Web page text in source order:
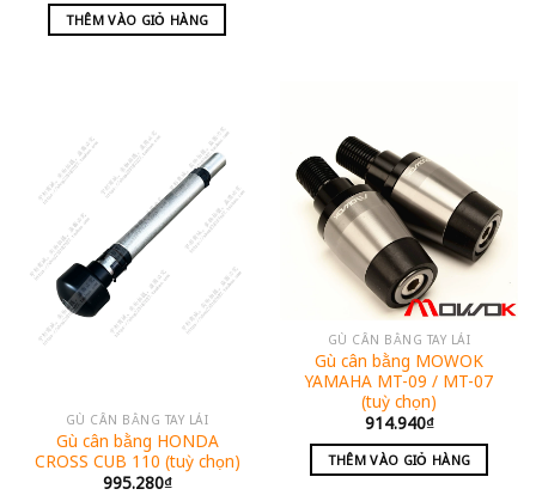
THÊM VÀO GIỎ HÀNG
GÙ CÂN BẰNG TAY LÁI
Gù cân bằng HONDA
CROSS CUB 110 (tuỳ chọn)
995.280₫
GÙ CÂN BẰNG TAY LÁI
Gù cân bằng MOWOK
YAMAHA MT-09 / MT-07
(tuỳ chọn)
914.940₫
THÊM VÀO GIỎ HÀNG